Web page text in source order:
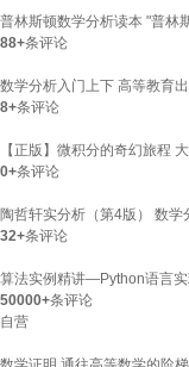
普林斯顿数学分析读本 "普林
88+条评论
数学分析入门上下 高等教育
8+条评论
【正版】微积分的奇幻旅程
0+条评论
陶哲轩实分析（第4版） 数
32+条评论
算法实例精讲—Python语言
50000+条评论
自营